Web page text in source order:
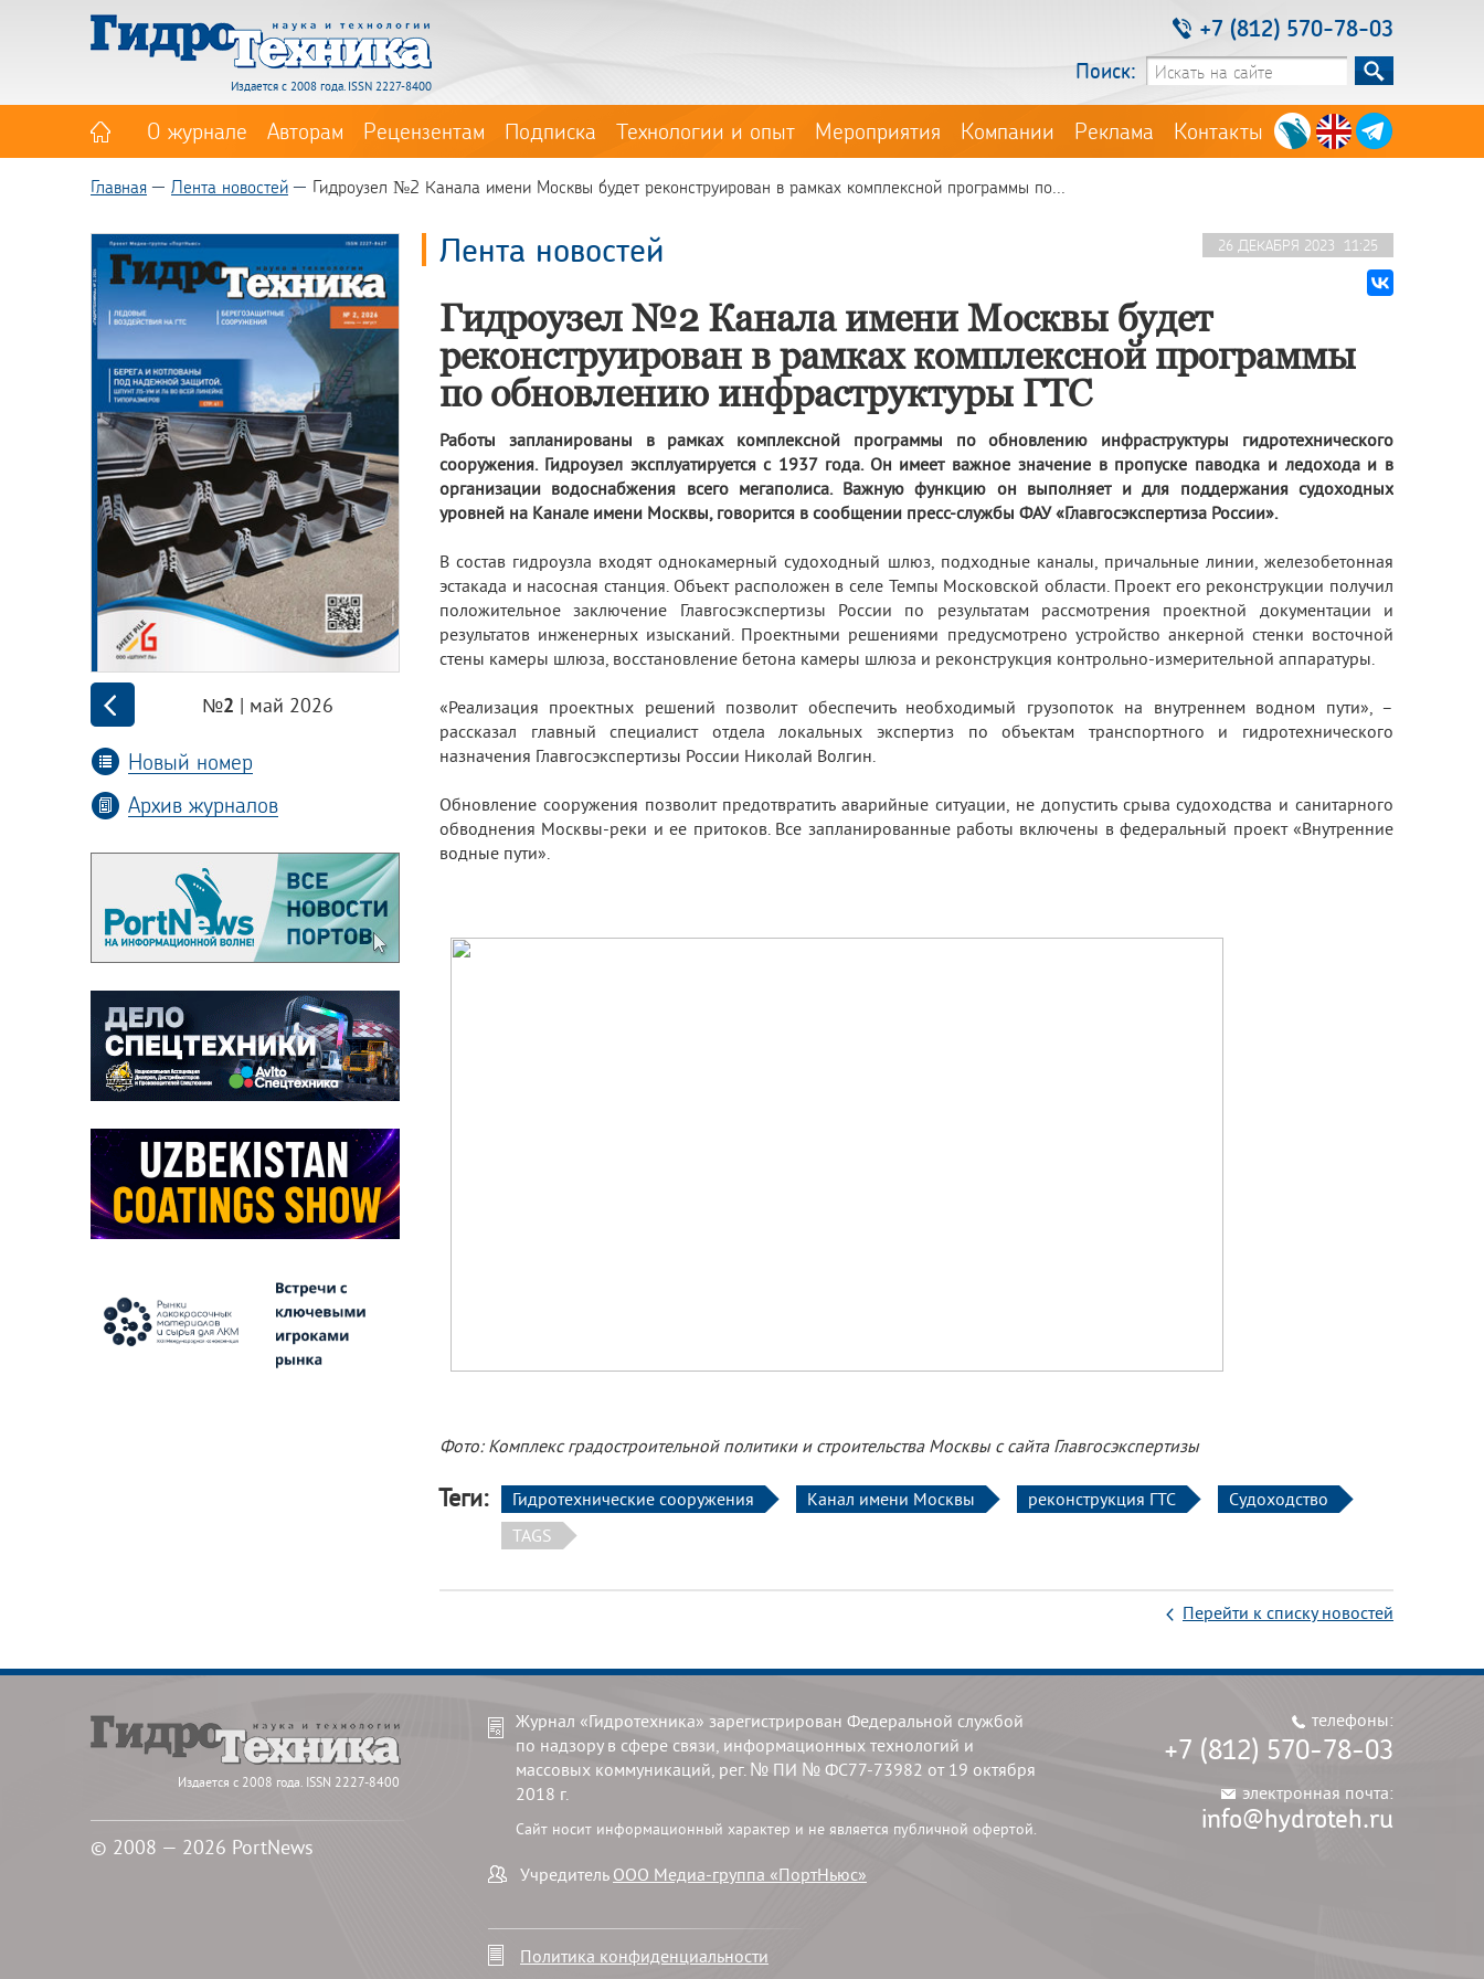
Издается с 2008 года. ISSN 2227-8400
+7 (812) 570-78-03
Поиск:
О журнале Авторам Рецензентам Подписка Технологии и опыт Мероприятия Компании Реклама Контакты
Главная Лента новостей Гидроузел №2 Канала имени Москвы будет реконструирован в рамках комплексной программы по...
№2 | май 2026
Новый номер
Архив журналов
26 ДЕКАБРЯ 2023 11:25
Лента новостей
Гидроузел №2 Канала имени Москвы будет
реконструирован в рамках комплексной программы
по обновлению инфраструктуры ГТС
Работы запланированы в рамках комплексной программы по обновлению инфраструктуры гидротехнического
сооружения. Гидроузел эксплуатируется с 1937 года. Он имеет важное значение в пропуске паводка и ледохода и в
организации водоснабжения всего мегаполиса. Важную функцию он выполняет и для поддержания судоходных
уровней на Канале имени Москвы, говорится в сообщении пресс-службы ФАУ «Главгосэкспертиза России».
В состав гидроузла входят однокамерный судоходный шлюз, подходные каналы, причальные линии, железобетонная
эстакада и насосная станция. Объект расположен в селе Темпы Московской области. Проект его реконструкции получил
положительное заключение Главгосэкспертизы России по результатам рассмотрения проектной документации и
результатов инженерных изысканий. Проектными решениями предусмотрено устройство анкерной стенки восточной
стены камеры шлюза, восстановление бетона камеры шлюза и реконструкция контрольно-измерительной аппаратуры.
«Реализация проектных решений позволит обеспечить необходимый грузопоток на внутреннем водном пути», –
рассказал главный специалист отдела локальных экспертиз по объектам транспортного и гидротехнического
назначения Главгосэкспертизы России Николай Волгин.
Обновление сооружения позволит предотвратить аварийные ситуации, не допустить срыва судоходства и санитарного
обводнения Москвы-реки и ее притоков. Все запланированные работы включены в федеральный проект «Внутренние
водные пути».
Фото: Комплекс градостроительной политики и строительства Москвы с сайта Главгосэкспертизы
Теги: Гидротехнические сооружения Канал имени Москвы реконструкция ГТС
Судоходство
TAGS
Перейти к списку новостей
Издается с 2008 года. ISSN 2227-8400
© 2008 — 2026 PortNews
Журнал «Гидротехника» зарегистрирован Федеральной службой
по надзору в сфере связи, информационных технологий и
массовых коммуникаций, рег. № ПИ № ФС77-73982 от 19 октября
2018 г.
Сайт носит информационный характер и не является публичной офертой.
Учредитель ООО Медиа-группа «ПортНьюс»
Политика конфиденциальности
телефоны:
+7 (812) 570-78-03
электронная почта:
info@hydroteh.ru